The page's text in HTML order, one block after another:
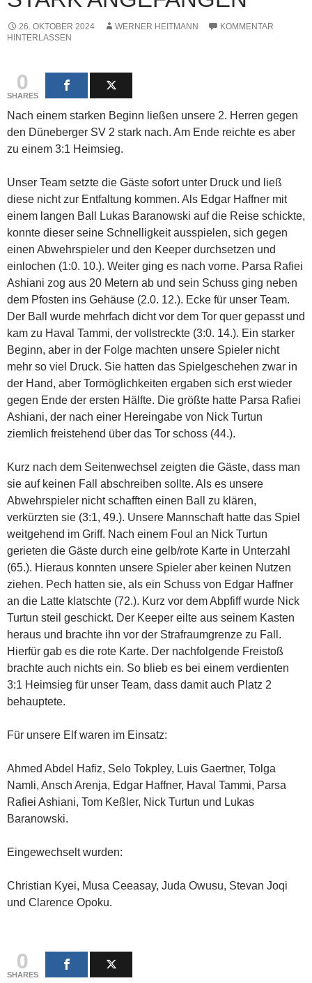
26. OKTOBER 2024 WERNER HEITMANN
KOMMENTAR
HINTERLASSEN
0
SHARES
Nach einem starken Beginn ließen unsere 2. Herren gegen
den Düneberger SV 2 stark nach. Am Ende reichte es aber
zu einem 3:1 Heimsieg.
Unser Team setzte die Gäste sofort unter Druck und ließ
diese nicht zur Entfaltung kommen. Als Edgar Haffner mit
einem langen Ball Lukas Baranowski auf die Reise schickte,
konnte dieser seine Schnelligkeit ausspielen, sich gegen
einen Abwehrspieler und den Keeper durchsetzen und
einlochen (1:0. 10.). Weiter ging es nach vorne. Parsa Rafiei
Ashiani zog aus 20 Metern ab und sein Schuss ging neben
dem Pfosten ins Gehäuse (2.0. 12.). Ecke für unser Team.
Der Ball wurde mehrfach dicht vor dem Tor quer gepasst und
kam zu Haval Tammi, der vollstreckte (3:0. 14.). Ein starker
Beginn, aber in der Folge machten unsere Spieler nicht
mehr so viel Druck. Sie hatten das Spielgeschehen zwar in
der Hand, aber Tormöglichkeiten ergaben sich erst wieder
gegen Ende der ersten Hälfte. Die größte hatte Parsa Rafiei
Ashiani, der nach einer Hereingabe von Nick Turtun
ziemlich freistehend über das Tor schoss (44.).
Kurz nach dem Seitenwechsel zeigten die Gäste, dass man
sie auf keinen Fall abschreiben sollte. Als es unsere
Abwehrspieler nicht schafften einen Ball zu klären,
verkürzten sie (3:1, 49.). Unsere Mannschaft hatte das Spiel
weitgehend im Griff. Nach einem Foul an Nick Turtun
gerieten die Gäste durch eine gelb/rote Karte in Unterzahl
(65.). Hieraus konnten unsere Spieler aber keinen Nutzen
ziehen. Pech hatten sie, als ein Schuss von Edgar Haffner
an die Latte klatschte (72.). Kurz vor dem Abpfiff wurde Nick
Turtun steil geschickt. Der Keeper eilte aus seinem Kasten
heraus und brachte ihn vor der Strafraumgrenze zu Fall.
Hierfür gab es die rote Karte. Der nachfolgende Freistoß
brachte auch nichts ein. So blieb es bei einem verdienten
3:1 Heimsieg für unser Team, dass damit auch Platz 2
behauptete.
Für unsere Elf waren im Einsatz:
Ahmed Abdel Hafiz, Selo Tokpley, Luis Gaertner, Tolga
Namli, Ansch Arenja, Edgar Haffner, Haval Tammi, Parsa
Rafiei Ashiani, Tom Keßler, Nick Turtun und Lukas
Baranowski.
Eingewechselt wurden:
Christian Kyei, Musa Ceeasay, Juda Owusu, Stevan Joqi
und Clarence Opoku.
0
SHARES